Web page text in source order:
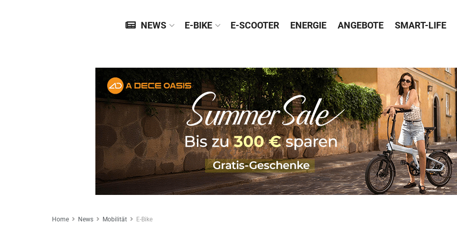
NEWS E-BIKE E-SCOOTER ENERGIE ANGEBOTE SMART-LIFE
Home News Mobilität E-Bike